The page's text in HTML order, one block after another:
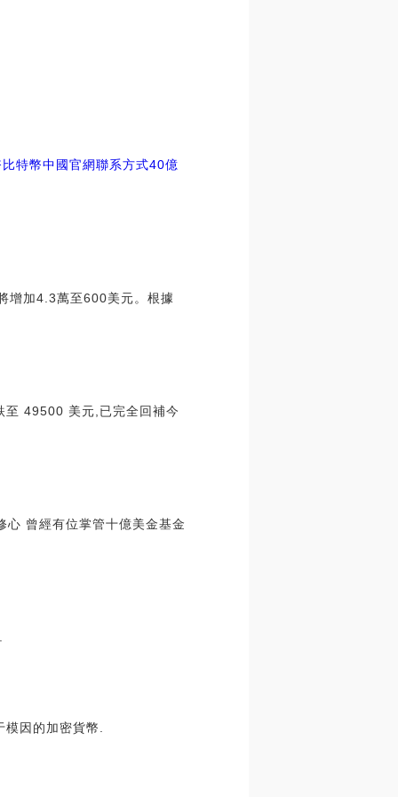
特幣中國官網聯系方式40億
增加4.3萬至600美元。根據
至 49500 美元,已完全回補今
心 曾經有位掌管十億美金基金
因的加密貨幣.